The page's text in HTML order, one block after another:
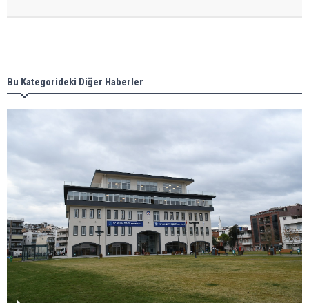
Bu Kategorideki Diğer Haberler